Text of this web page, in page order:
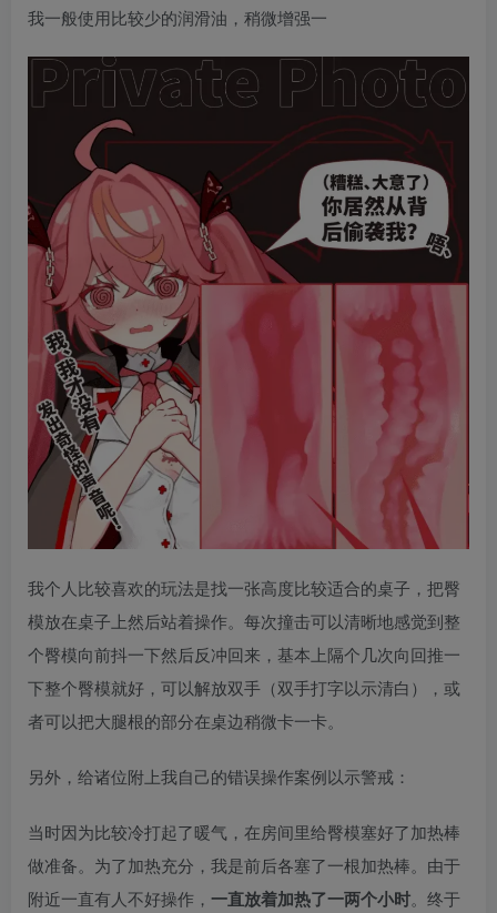
我一般使用比较少的润滑油，稍微增强一
我个人比较喜欢的玩法是找一张高度比较适合的桌子，把臀
模放在桌子上然后站着操作。每次撞击可以清晰地感觉到整
个臀模向前抖一下然后反冲回来，基本上隔个几次向回推一
下整个臀模就好，可以解放双手（双手打字以示清白），或
者可以把大腿根的部分在桌边稍微卡一卡。
另外，给诸位附上我自己的错误操作案例以示警戒：
当时因为比较冷打起了暖气，在房间里给臀模塞好了加热棒
做准备。为了加热充分，我是前后各塞了一根加热棒。由于
附近一直有人不好操作， 一直放着加热了一两个小时。终于